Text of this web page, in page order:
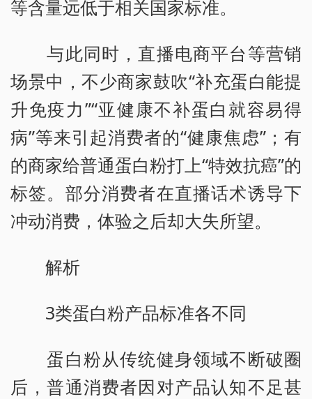
等含量远低于相关国家标准。
与此同时，直播电商平台等营销
场景中，不少商家鼓吹“补充蛋白能提
升免疫力”“亚健康不补蛋白就容易得
病”等来引起消费者的“健康焦虑”；有
的商家给普通蛋白粉打上“特效抗癌”的
标签。部分消费者在直播话术诱导下
冲动消费，体验之后却大失所望。
解析
3类蛋白粉产品标准各不同
蛋白粉从传统健身领域不断破圈
后，普通消费者因对产品认知不足甚